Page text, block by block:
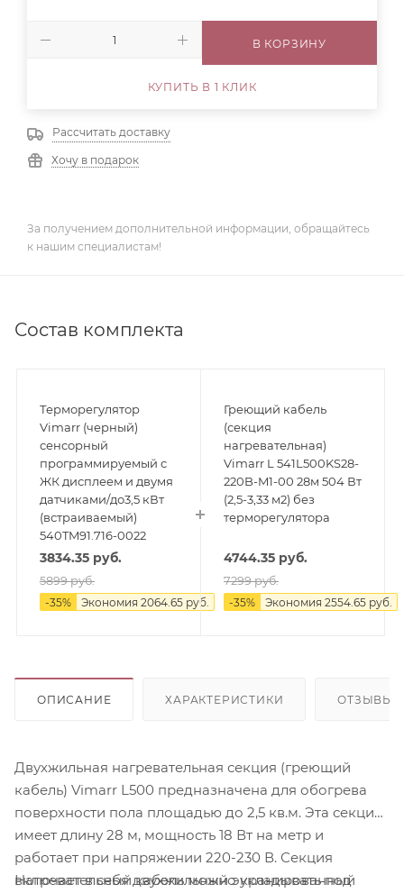
В КОРЗИНУ
КУПИТЬ В 1 КЛИК
Рассчитать доставку
Хочу в подарок
За получением дополнительной информации, обращайтесь
к нашим специалистам!
Состав комплекта
Терморегулятор
Vimarr (черный)
сенсорный
программируемый с
ЖК дисплеем и двумя
датчиками/до3,5 кВт
(встраиваемый)
540TM91.716-0022
3834.35руб.
5899руб.
-35% Экономия 2064.65руб.
Греющий кабель
(секция
нагревательная)
Vimarr L 541L500KS28-
220B-M1-00 28м 504 Вт
(2,5-3,33 м2) без
терморегулятора
4744.35 руб.
7299руб.
-35% Экономия 2554.65 руб.
ОПИСАНИЕ ХАРАКТЕРИСТИКИ ОТЗЫВЫ
Двухжильная нагревательная секция (греющий
кабель) Vimarr L500 предназначена для обогрева
поверхности пола площадью до 2,5 кв.м. Эта секция
имеет длину 28 м, мощность 18 Вт на метр и
работает при напряжении 220-230 В. Секция
включает в себя двухжильный экранированный
Нагревательный кабель можно укладывать под